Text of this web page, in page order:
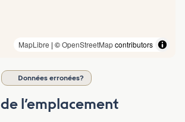
MapLibre | ©OpenStreetMapcontributors
Données erronées?
l’emplacement